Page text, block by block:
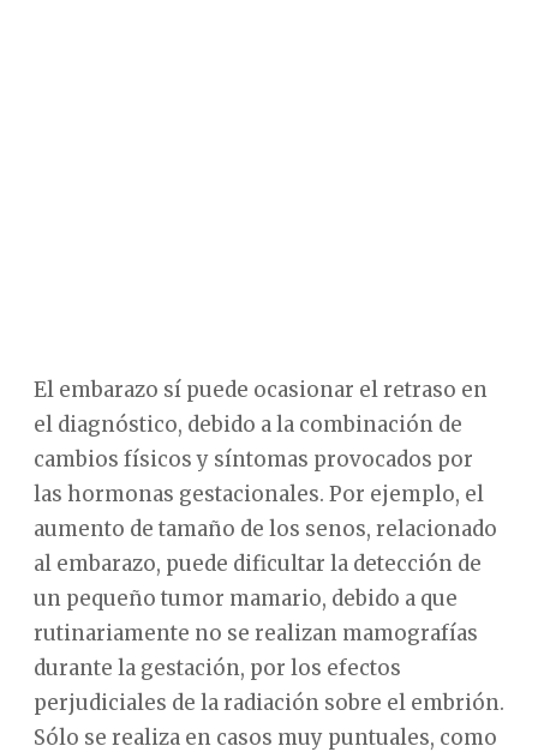
El embarazo sí puede ocasionar el retraso en
el diagnóstico, debido a la combinación de
cambios físicos y síntomas provocados por
las hormonas gestacionales. Por ejemplo, el
aumento de tamaño de los senos, relacionado
al embarazo, puede dificultar la detección de
un pequeño tumor mamario, debido a que
rutinariamente no se realizan mamografías
durante la gestación, por los efectos
perjudiciales de la radiación sobre el embrión.
Sólo se realiza en casos muy puntuales, como